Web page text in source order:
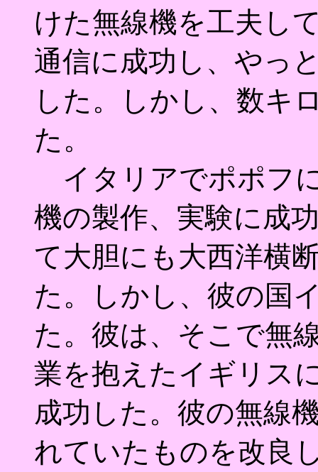
けた無線機を工夫し
通信に成功し、やっ
した。しかし、数キ
た。
イタリアでポポフ
機の製作、実験に成
て大胆にも大西洋横
た。しかし、彼の国
た。彼は、そこで無
業を抱えたイギリス
成功した。彼の無線
れていたものを改良